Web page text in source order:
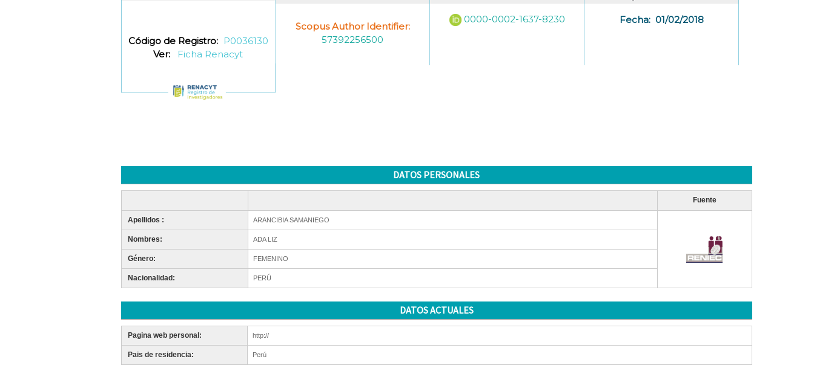
Código de Registro: P0036130
Ver:
Ficha Renacyt
Scopus Author Identifier:
57392256500
0000-0002-1637-8230 Fecha: 01/02/2018
DATOS PERSONALES
Fuente
Apellidos : ARANCIBIA SAMANIEGO
Nombres: ADA LIZ
Género: FEMENINO
Nacionalidad: PERÚ
DATOS ACTUALES
Pagina web personal: http://
Pais de residencia: Perú